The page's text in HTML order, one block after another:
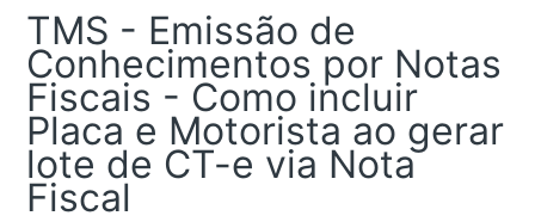
TMS - Emissão de
Conhecimentos por Notas
Fiscais - Como incluir
Placa e Motorista ao gerar
lote de CT-e via Nota
Fiscal